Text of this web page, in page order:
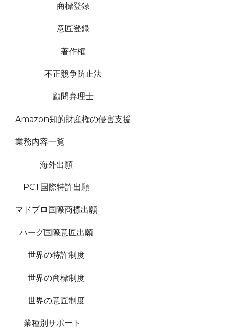
商標登録
意匠登録
著作権
不正競争防止法
顧問弁理士
Amazon知的財産権の侵害支援
業務内容一覧
海外出願
PCT国際特許出願
マドプロ国際商標出願
ハーグ国際意匠出願
世界の特許制度
世界の商標制度
世界の意匠制度
業種別サポート